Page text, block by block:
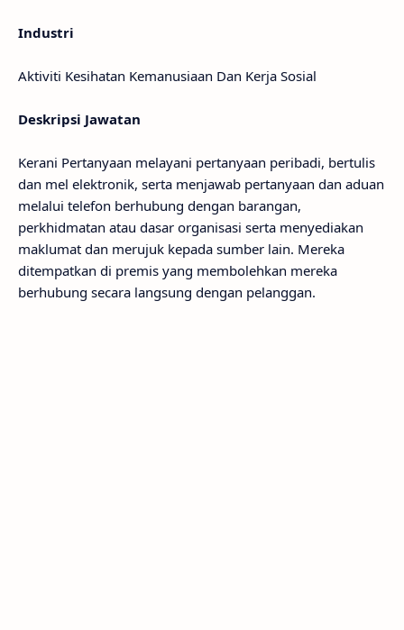
Industri
Aktiviti Kesihatan Kemanusiaan Dan Kerja Sosial
Deskripsi Jawatan
Kerani Pertanyaan melayani pertanyaan peribadi, bertulis
dan mel elektronik, serta menjawab pertanyaan dan aduan
melalui telefon berhubung dengan barangan,
perkhidmatan atau dasar organisasi serta menyediakan
maklumat dan merujuk kepada sumber lain. Mereka
ditempatkan di premis yang membolehkan mereka
berhubung secara langsung dengan pelanggan.